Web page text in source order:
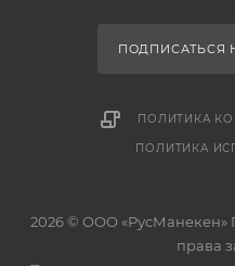
ПОДПИСАТЬСЯ
ПОЛИТИКА
ПОЛИТИКА
2026 © ООО «РусМанекен»
права